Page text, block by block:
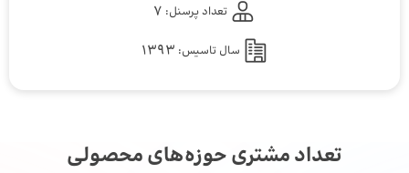
تعداد پرسنل: 7
سال تاسیس: 1393
تعداد مشتری حوزه‌های محصولی